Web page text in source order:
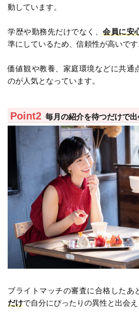
動しています。
学歴や勤務先だけでなく、 会員に安
準にしているため、信頼性が高いです
価値観や教養、家庭環境などに共通
のが人気となっています。
毎月の紹介を待つだけで出
ブライトマッチの審査に合格したあ
だけで自分にぴったりの異性と出会え